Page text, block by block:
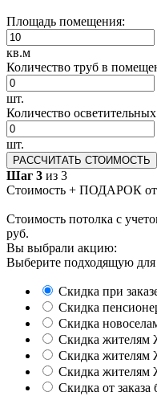
Площадь помещения:
кв.м
Количество труб в
шт.
Количество
шт.
РАССЧИТАТЬ СТОИМОСТЬ
Шаг 3 из 3
Стоимость + ПОДАРОК
Стоимость потолка с
руб.
Вы выбрали акцию:
Выберите подходящую
Скидка при
Скидка
Скидка
Скидка жителям
Скидка
Скидка
Скидка от заказа